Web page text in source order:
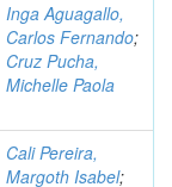
Inga Aguagallo,
Carlos Fernando;
Cruz Pucha,
Michelle Paola
Cali Pereira,
Margoth Isabel;